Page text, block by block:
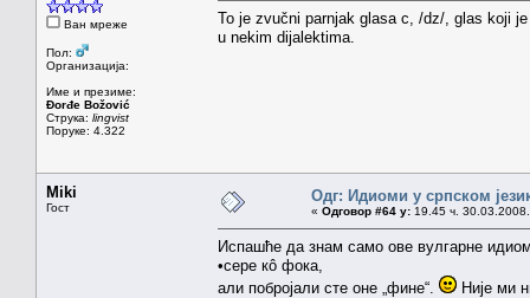
Ван мреже
Пол:
Организација:
Име и презиме:
Đorđe Božović
Струка: lingvist
Поруке: 4.322
To je zvučni parnjak glasa c, /dz/, glas koji
u nekim dijalektima.
Miki
Гост
Одг: Идиоми у српском
« Одговор #64 у: 19.45 ч.
Испашће да знам само ове вулгарне
•сере кô фока,
али побројали сте оне „фине“.
Није ми